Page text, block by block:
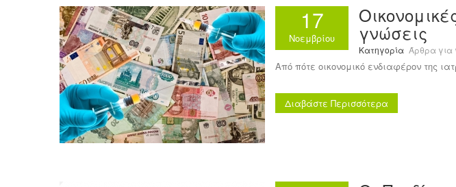
17
Νοεμβρίου γνώσεις
Κατηγορία Άρθρα για
Από πότε οικονομικό ενδιαφέρον της
Διαβάστε Περισσότερα